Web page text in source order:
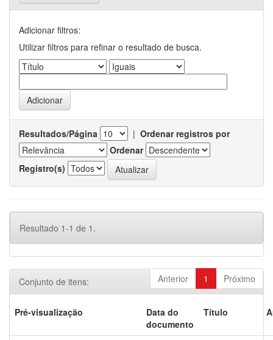
Adicionar filtros:
Utilizar filtros para refinar o resultado de busca.
Resultados/Página | Ordenar registros por
Ordenar
Registro(s)
Resultado 1-1 de 1.
Anterior 1 Próximo
Conjunto de itens:
Pré-visualização
Data do
documento
Título